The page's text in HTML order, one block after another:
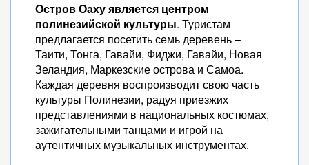
Остров Оаху является центром
полинезийской культуры. Туристам
предлагается посетить семь деревень –
Таити, Тонга, Гавайи, Фиджи, Гавайи, Новая
Зеландия, Маркезские острова и Самоа.
Каждая деревня воспроизводит свою часть
культуры Полинезии, радуя приезжих
представлениями в национальных костюмах,
зажигательными танцами и игрой на
аутентичных музыкальных инструментах.